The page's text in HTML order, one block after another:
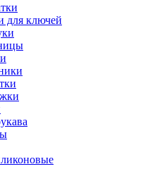
для ключей